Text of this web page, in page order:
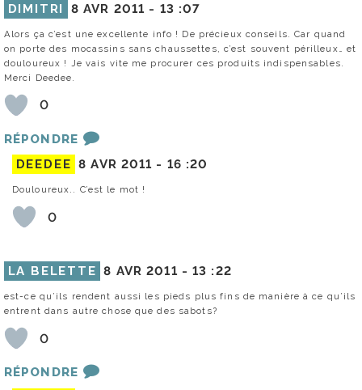
DIMITRI 8 AVR 2011 - 13 :07
Alors ça c’est une excellente info ! De précieux conseils. Car quand
on porte des mocassins sans chaussettes, c’est souvent périlleux… et
douloureux ! Je vais vite me procurer ces produits indispensables.
Merci Deedee.
0
RÉPONDRE
DEEDEE 8 AVR 2011 - 16 :20
Douloureux.. C’est le mot !
0
LA BELETTE 8 AVR 2011 -13 :22
est-ce qu’ils rendent aussi les pieds plus fins de manière à ce qu’ils
entrent dans autre chose que des sabots?
0
RÉPONDRE